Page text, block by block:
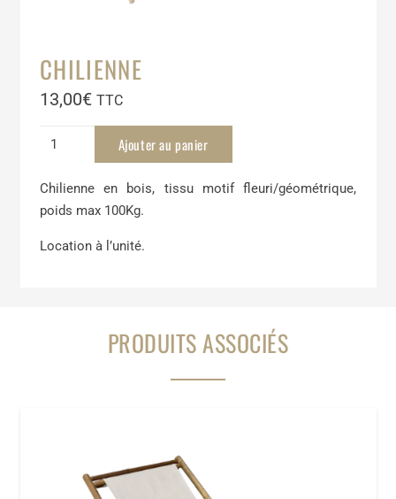
CHILIENNE
13,00€ TTC
Chilienne
Ajouter au panier
Chilienne en bois, tissu motif fleuri/géométrique,
poids max 100Kg.
Location à l’unité.
PRODUITS ASSOCIÉS